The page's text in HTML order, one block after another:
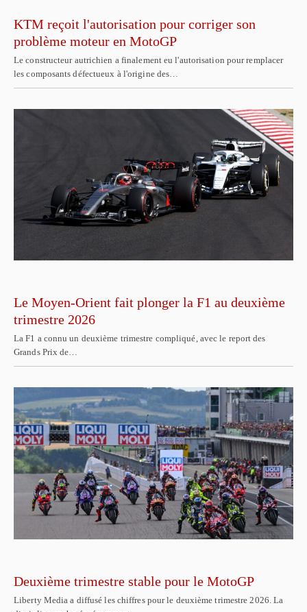
KTM reçoit l'autorisation pour corriger son
problème moteur en MotoGP
Le constructeur autrichien a finalement eu l'autorisation pour remplacer
les composants défectueux à l'origine des…
Le Moyen-Orient fait plonger la F1 au deuxième
trimestre 2026
La F1 a connu un deuxième trimestre compliqué, avec le report des
Grands Prix de…
Deuxième trimestre stable pour le MotoGP
Liberty Media a diffusé les chiffres pour le deuxième trimestre 2026. La